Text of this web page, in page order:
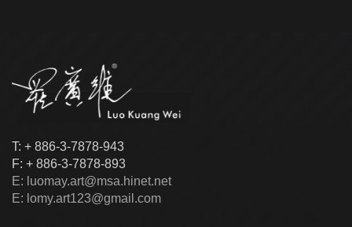
T: + 886-3-7878-943
F: + 886-3-7878-893
E: luomay.art@msa.hinet.net
E: lomy.art123@gmail.com